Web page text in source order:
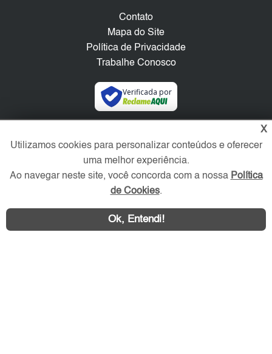
Contato
Mapa do Site
Política de Privacidade
Trabalhe Conosco
Verificada por
X
Utilizamos cookies para personalizar conteúdos e oferecer
uma melhor experiência.
Ao navegar neste site, você concorda com a nossa Política
de Cookies.
Ok, Entendi!